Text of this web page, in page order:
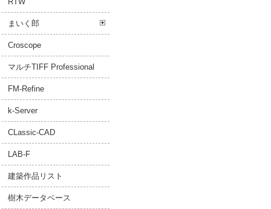
まいく郎
Croscope
マルチTIFF Professional
FM-Refine
k-Server
CLassic-CAD
LAB-F
建築作品リスト
樹木データベース